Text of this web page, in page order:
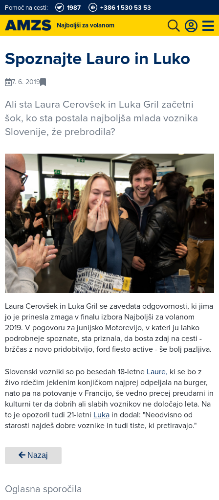
Najboljši za volanom
Pomoč na cesti: 1987 +386 1 530 53 53
Spoznajte Lauro in Luko
7. 6. 2019
Ali sta Laura Cerovšek in Luka Gril začetni
šok, ko sta postala najboljša mlada voznika
Slovenije, že prebrodila?
Laura Cerovšek in Luka Gril se zavedata odgovornosti, ki jima
jo je prinesla zmaga v finalu izbora Najboljši za volanom
2019. V pogovoru za junijsko Motorevijo, v kateri ju lahko
podrobneje spoznate, sta priznala, da bosta zdaj na cesti -
bržčas z novo pridobitvijo, ford fiesto active - še bolj pazljiva.
Slovenski vozniki so po besedah 18-letne Laure, ki se bo z
živo rdečim jeklenim konjičkom najprej odpeljala na burger,
nato pa na potovanje v Francijo, še vedno precej preudarni in
kulturni ter da dobrih ali slabih voznikov ne določajo leta. Na
to je opozoril tudi 21-letni Luka in dodal: "Neodvisno od
starosti najdeš dobre voznike in tudi tiste, ki pretiravajo."
Nazaj
Oglasna sporočila